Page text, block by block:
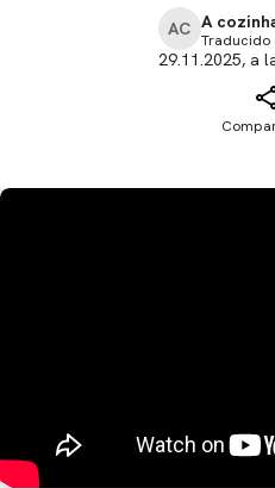
AC A
Traducido
29.11.2025, a